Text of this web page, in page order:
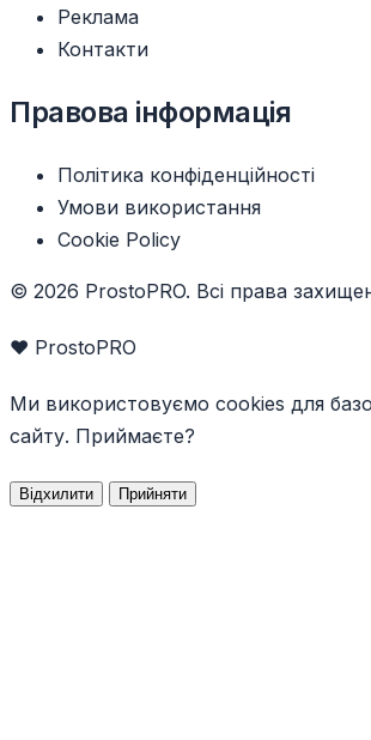
Реклама
Контакти
Правова інформація
Політика конфіденційності
Умови використання
Cookie Policy
© 2026 ProstoPRO. Всі права
❤️ ProstoPRO
Ми використовуємо cookies для
сайту. Приймаєте?
Відхилити Прийняти